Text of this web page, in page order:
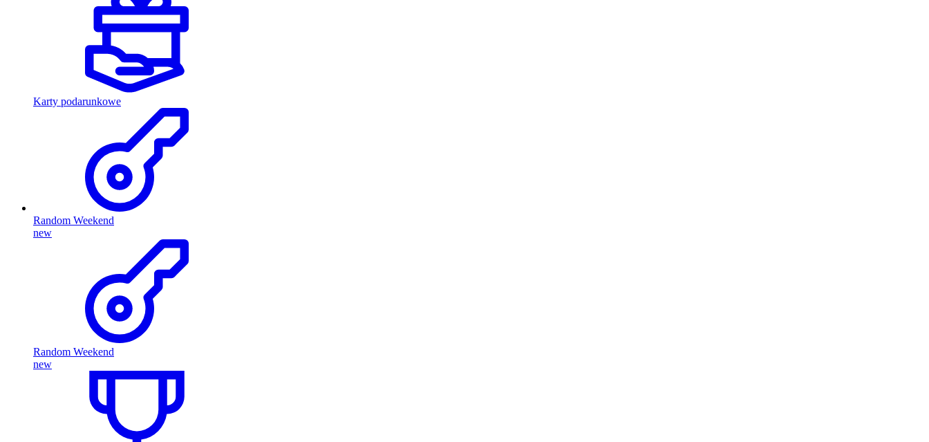
Karty podarunkowe
Random Weekend
new
Random Weekend
new